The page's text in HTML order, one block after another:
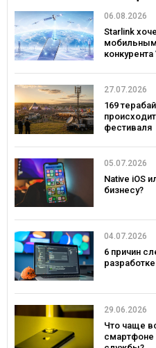
06.08.2026
Starlink
мобильным
27.07.2026
169
фестиваля
05.07.2026
Native iOS
бизнесу?
04.07.2026
6 причин
29.06.2026
Что чаще
смартфоне